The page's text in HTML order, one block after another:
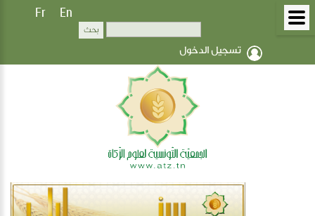
Fr En
تسجيل الدخول